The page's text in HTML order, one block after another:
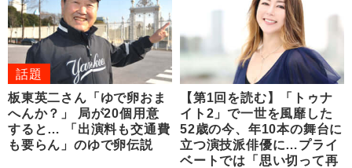
話題
板東英二さん「ゆで卵おま
へんか？」 局が20個用意
すると… 「出演料も交通費
も要らん」のゆで卵伝説
【第1回を読む】「トゥナ
イト2」で一世を風靡した
52歳の今、年10本の舞台に
立つ演技派俳優に…プライ
ベートでは「思い切って再